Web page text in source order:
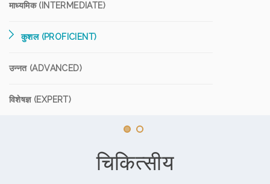
माध्यमिक (INTERMEDIATE)
कुशल (PROFICIENT)
उन्नत (ADVANCED)
विशेषज्ञ (EXPERT)
चिकित्सीय